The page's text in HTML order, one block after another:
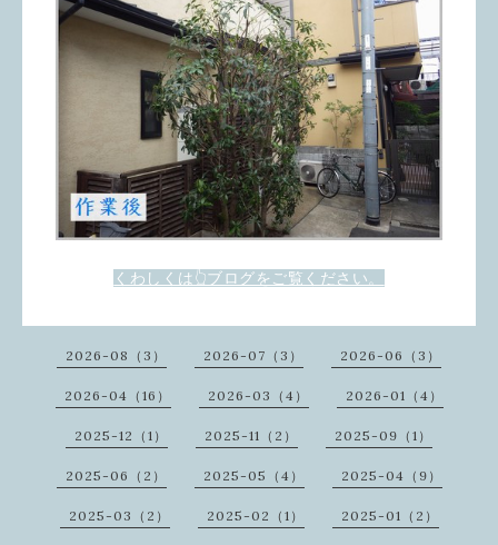
くわしくは👆ブログをご覧ください。
2026-08（3） 2026-07（3） 2026-06（3）
2026-04（16） 2026-03（4） 2026-01（4）
2025-12（1） 2025-11（2） 2025-09（1）
2025-06（2） 2025-05（4） 2025-04（9）
2025-03（2） 2025-02（1） 2025-01（2）